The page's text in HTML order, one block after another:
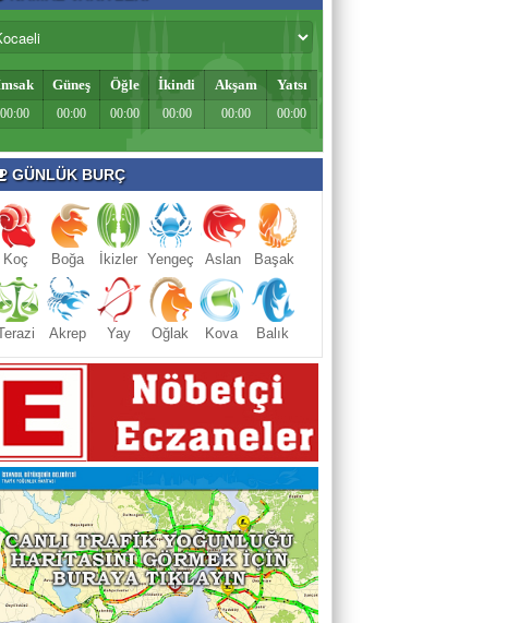
Güneş Öğle İkindi Akşam Yatsı
00:00 00:00 00:00 00:00 00:00 00:00
GÜNLÜK BURÇ
Koç Boğa İkizler Yengeç Aslan Başak
Akrep Yay Oğlak Kova Balık